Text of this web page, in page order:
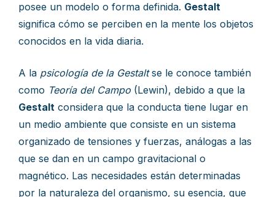
posee un modelo o forma definida. Gestalt
significa cómo se perciben en la mente los objetos
conocidos en la vida diaria.
A la psicología de la Gestaltse le conoce también
como Teoría del Campo (Lewin), debido a que la
Gestalt considera que la conducta tiene lugar en
un medio ambiente que consiste en un sistema
organizado de tensiones y fuerzas, análogas a las
que se dan en un campo gravitacional o
magnético. Las necesidades están determinadas
por la naturaleza del organismo, su esencia, que